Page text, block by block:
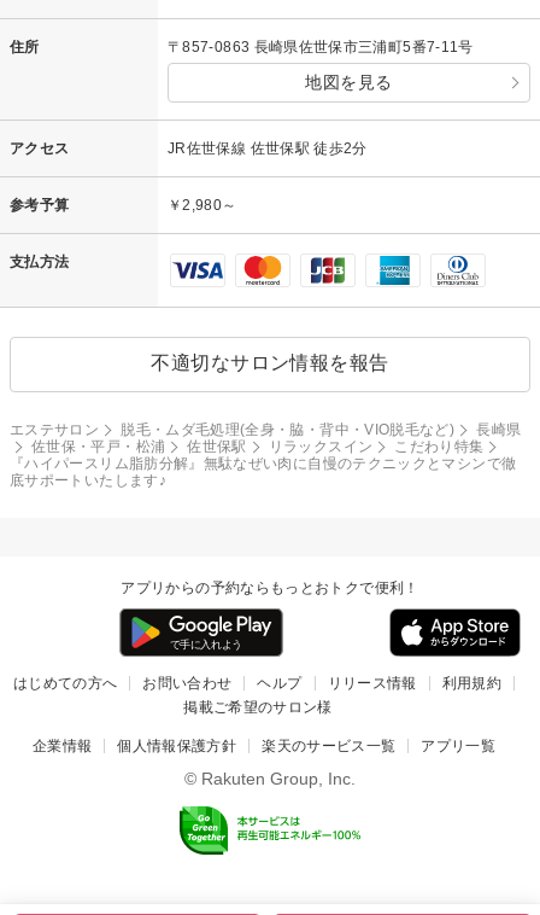
住所 〒857-0863 長崎県佐世保市三浦町5番7-11号
地図を見る
アクセス JR佐世保線 佐世保駅 徒歩2分
参考予算 ￥2,980～
支払方法
不適切なサロン情報を報告
エステサロン 脱毛・ムダ毛処理(全身・脇・背中・VIO脱毛など)
長崎県
佐世保・平戸・松浦
佐世保駅 リラックスイン
こだわり特集
『ハイパースリム脂肪分解』無駄なぜい肉に自慢のテクニックとマシンで徹
底サポートいたします♪
アプリからの予約ならもっとおトクで便利！
はじめての方へ お問い合わせ ヘルプ リリース情報
利用規約
掲載ご希望のサロン様
企業情報 個人情報保護方針 楽天のサービス一覧 アプリ一覧
© Rakuten Group, Inc.